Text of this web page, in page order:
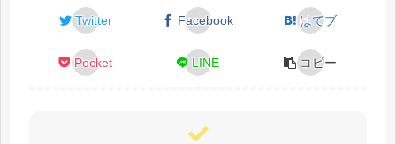
Twitter Facebook はてブ
Pocket LINE コピー